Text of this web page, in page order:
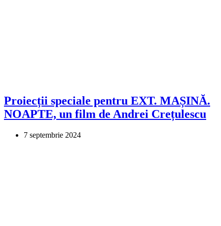
Proiecții speciale pentru EXT. MAȘINĂ.
NOAPTE, un film de Andrei Crețulescu
7 septembrie 2024